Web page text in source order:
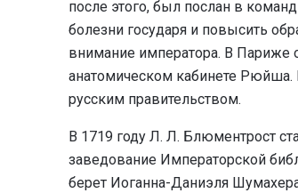
после этого, был послан в
болезни государя и повысить
внимание императора. В Париже
анатомическом кабинете
русским правительством.
В 1719 году Л. Л. Блюментрост
заведование Императорской
берет Иоганна-Даниэля